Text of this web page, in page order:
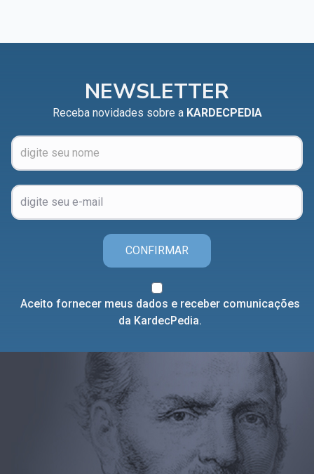
NEWSLETTER
Receba novidades sobre a KARDECPEDIA
CONFIRMAR
Aceito fornecer meus dados e receber comunicações
da KardecPedia.